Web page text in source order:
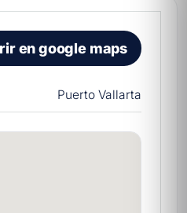
en
y suite nupcial
en google maps
Puerto Vallarta